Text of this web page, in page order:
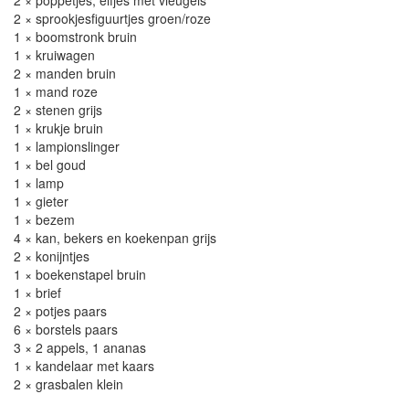
2 × sprookjesfiguurtjes groen/roze
1 × boomstronk bruin
1 × kruiwagen
2 × manden bruin
1 × mand roze
2 × stenen grijs
1 × krukje bruin
1 × lampionslinger
1 × bel goud
1 × lamp
1 × gieter
1 × bezem
4 × kan, bekers en koekenpan grijs
2 × konijntjes
1 × boekenstapel bruin
1 × brief
2 × potjes paars
6 × borstels paars
3 × 2 appels, 1 ananas
1 × kandelaar met kaars
2 × grasbalen klein